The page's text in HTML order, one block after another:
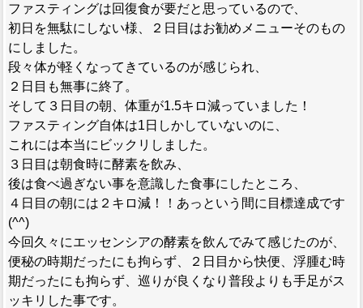
ファスティングは回復食が要だと思っているので、
初日を無駄にしない様、２日目はお勧めメニューそのもの
にしました。
段々体が軽くなってきているのが感じられ、
２日目も無事に終了。
そして３日目の朝、体重が1.5キロ減っていました！
ファスティング自体は1日しかしていないのに、
これには本当にビックリしました。
３日目は朝食時に酵素を飲み、
後は食べ過ぎない事を意識した食事にしたところ、
４日目の朝には２キロ減！！あっという間に目標達成です
(^^)
今回久々にエッセンシアの酵素を飲んでみて感じたのが、
便秘の時期だったにも拘らず、２日目から快便、浮腫む時
期だったにも拘らず、巡りが良くなり普段よりも手足がス
ッキリした事です。